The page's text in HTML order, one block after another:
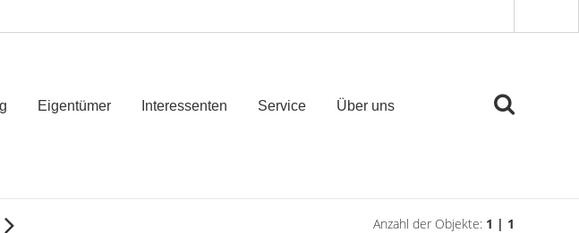
Eigentümer Interessenten Service Über uns
Anzahl der Objekte: 1 | 1